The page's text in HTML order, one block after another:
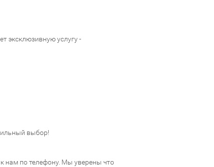
эксклюзивную услугу -
выбор!
нам по телефону. Мы уверены что